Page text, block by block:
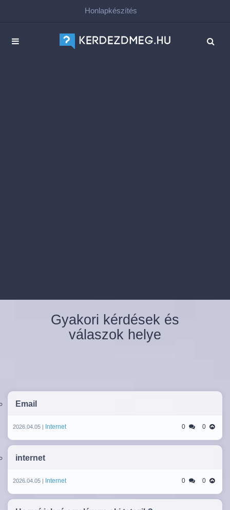
Honlapkészítés
Gyakori kérdések és
válaszok helye
Email
2026.04.05 | Internet 0 0
internet
2026.04.05 | Internet 0 0